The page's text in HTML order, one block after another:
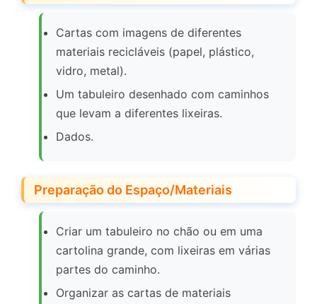
Cartas com imagens de diferentes
materiais recicláveis (papel, plástico,
vidro, metal).
Um tabuleiro desenhado com caminhos
que levam a diferentes lixeiras.
Dados.
Preparação do Espaço/Materiais
Criar um tabuleiro no chão ou em uma
cartolina grande, com lixeiras em várias
partes do caminho.
Organizar as cartas de materiais